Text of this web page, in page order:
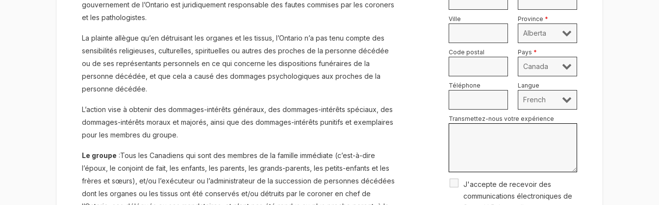
gouvernement de l’Ontario est juridiquement responsable des fautes commises par les coroners
et les pathologistes.
La plainte allègue qu’en détruisant les organes et les tissus, l’Ontario n’a pas tenu compte des
sensibilités religieuses, culturelles, spirituelles ou autres des proches de la personne décédée
ou de ses représentants personnels en ce qui concerne les dispositions funéraires de la
personne décédée, et que cela a causé des dommages psychologiques aux proches de la
personne décédée.
L’action vise à obtenir des dommages-intérêts généraux, des dommages-intérêts spéciaux, des
dommages-intérêts moraux et majorés, ainsi que des dommages-intérêts punitifs et exemplaires
pour les membres du groupe.
Le groupe :Tous les Canadiens qui sont des membres de la famille immédiate (c’est-à-dire
l’époux, le conjoint de fait, les enfants, les parents, les grands-parents, les petits-enfants et les
frères et sœurs), et/ou l’exécuteur ou l’administrateur de la succession de personnes décédées
dont les organes ou les tissus ont été conservés et/ou détruits par le coroner en chef de
Ville Province *
Code postal Pays *
Téléphone Langue
Transmettez-nous votre expérience
J'accepte de recevoir des
communications électroniques de